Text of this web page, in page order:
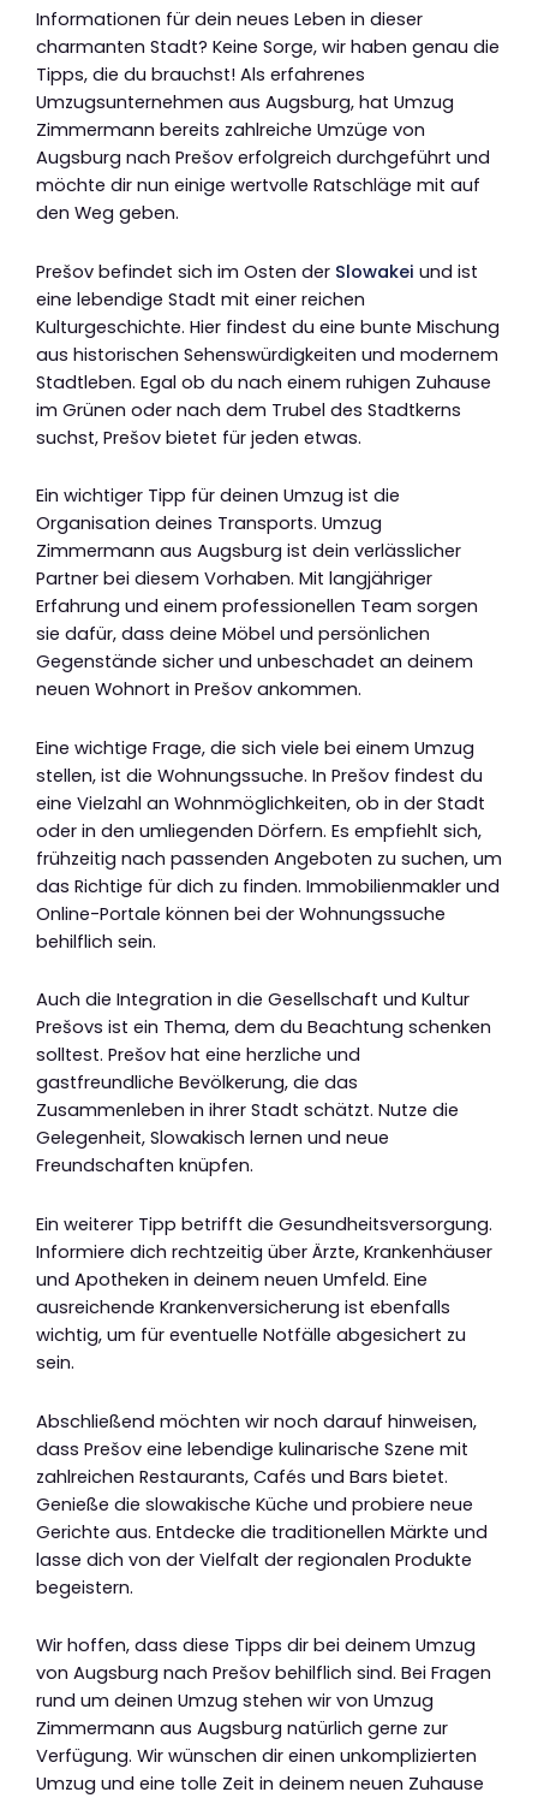
Informationen für dein neues Leben in dieser
charmanten Stadt? Keine Sorge, wir haben genau die
Tipps, die du brauchst! Als erfahrenes
Umzugsunternehmen aus Augsburg, hat Umzug
Zimmermann bereits zahlreiche Umzüge von
Augsburg nach Prešov erfolgreich durchgeführt und
möchte dir nun einige wertvolle Ratschläge mit auf
den Weg geben.
Prešov befindet sich im Osten der Slowakei und ist
eine lebendige Stadt mit einer reichen
Kulturgeschichte. Hier findest du eine bunte Mischung
aus historischen Sehenswürdigkeiten und modernem
Stadtleben. Egal ob du nach einem ruhigen Zuhause
im Grünen oder nach dem Trubel des Stadtkerns
suchst, Prešov bietet für jeden etwas.
Ein wichtiger Tipp für deinen Umzug ist die
Organisation deines Transports. Umzug
Zimmermann aus Augsburg ist dein verlässlicher
Partner bei diesem Vorhaben. Mit langjähriger
Erfahrung und einem professionellen Team sorgen
sie dafür, dass deine Möbel und persönlichen
Gegenstände sicher und unbeschadet an deinem
neuen Wohnort in Prešov ankommen.
Eine wichtige Frage, die sich viele bei einem Umzug
stellen, ist die Wohnungssuche. In Prešov findest du
eine Vielzahl an Wohnmöglichkeiten, ob in der Stadt
oder in den umliegenden Dörfern. Es empfiehlt sich,
frühzeitig nach passenden Angeboten zu suchen, um
das Richtige für dich zu finden. Immobilienmakler und
Online-Portale können bei der Wohnungssuche
behilflich sein.
Auch die Integration in die Gesellschaft und Kultur
Prešovs ist ein Thema, dem du Beachtung schenken
solltest. Prešov hat eine herzliche und
gastfreundliche Bevölkerung, die das
Zusammenleben in ihrer Stadt schätzt. Nutze die
Gelegenheit, Slowakisch lernen und neue
Freundschaften knüpfen.
Ein weiterer Tipp betrifft die Gesundheitsversorgung.
Informiere dich rechtzeitig über Ärzte, Krankenhäuser
und Apotheken in deinem neuen Umfeld. Eine
ausreichende Krankenversicherung ist ebenfalls
wichtig, um für eventuelle Notfälle abgesichert zu
sein.
Abschließend möchten wir noch darauf hinweisen,
dass Prešov eine lebendige kulinarische Szene mit
zahlreichen Restaurants, Cafés und Bars bietet.
Genieße die slowakische Küche und probiere neue
Gerichte aus. Entdecke die traditionellen Märkte und
lasse dich von der Vielfalt der regionalen Produkte
begeistern.
Wir hoffen, dass diese Tipps dir bei deinem Umzug
von Augsburg nach Prešov behilflich sind. Bei Fragen
rund um deinen Umzug stehen wir von Umzug
Zimmermann aus Augsburg natürlich gerne zur
Verfügung. Wir wünschen dir einen unkomplizierten
Umzug und eine tolle Zeit in deinem neuen Zuhause